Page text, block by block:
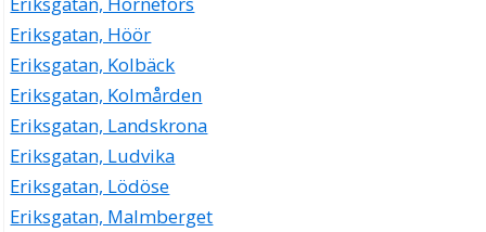
Eriksgatan, Höör
Eriksgatan, Kolbäck
Eriksgatan, Kolmården
Eriksgatan, Landskrona
Eriksgatan, Ludvika
Eriksgatan, Lödöse
Eriksgatan, Malmberget